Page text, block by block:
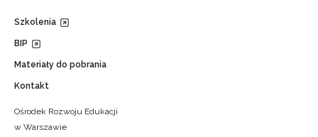
Szkolenia
BIP
Materiały do pobrania
Kontakt
Ośrodek Rozwoju Edukacji
w Warszawie